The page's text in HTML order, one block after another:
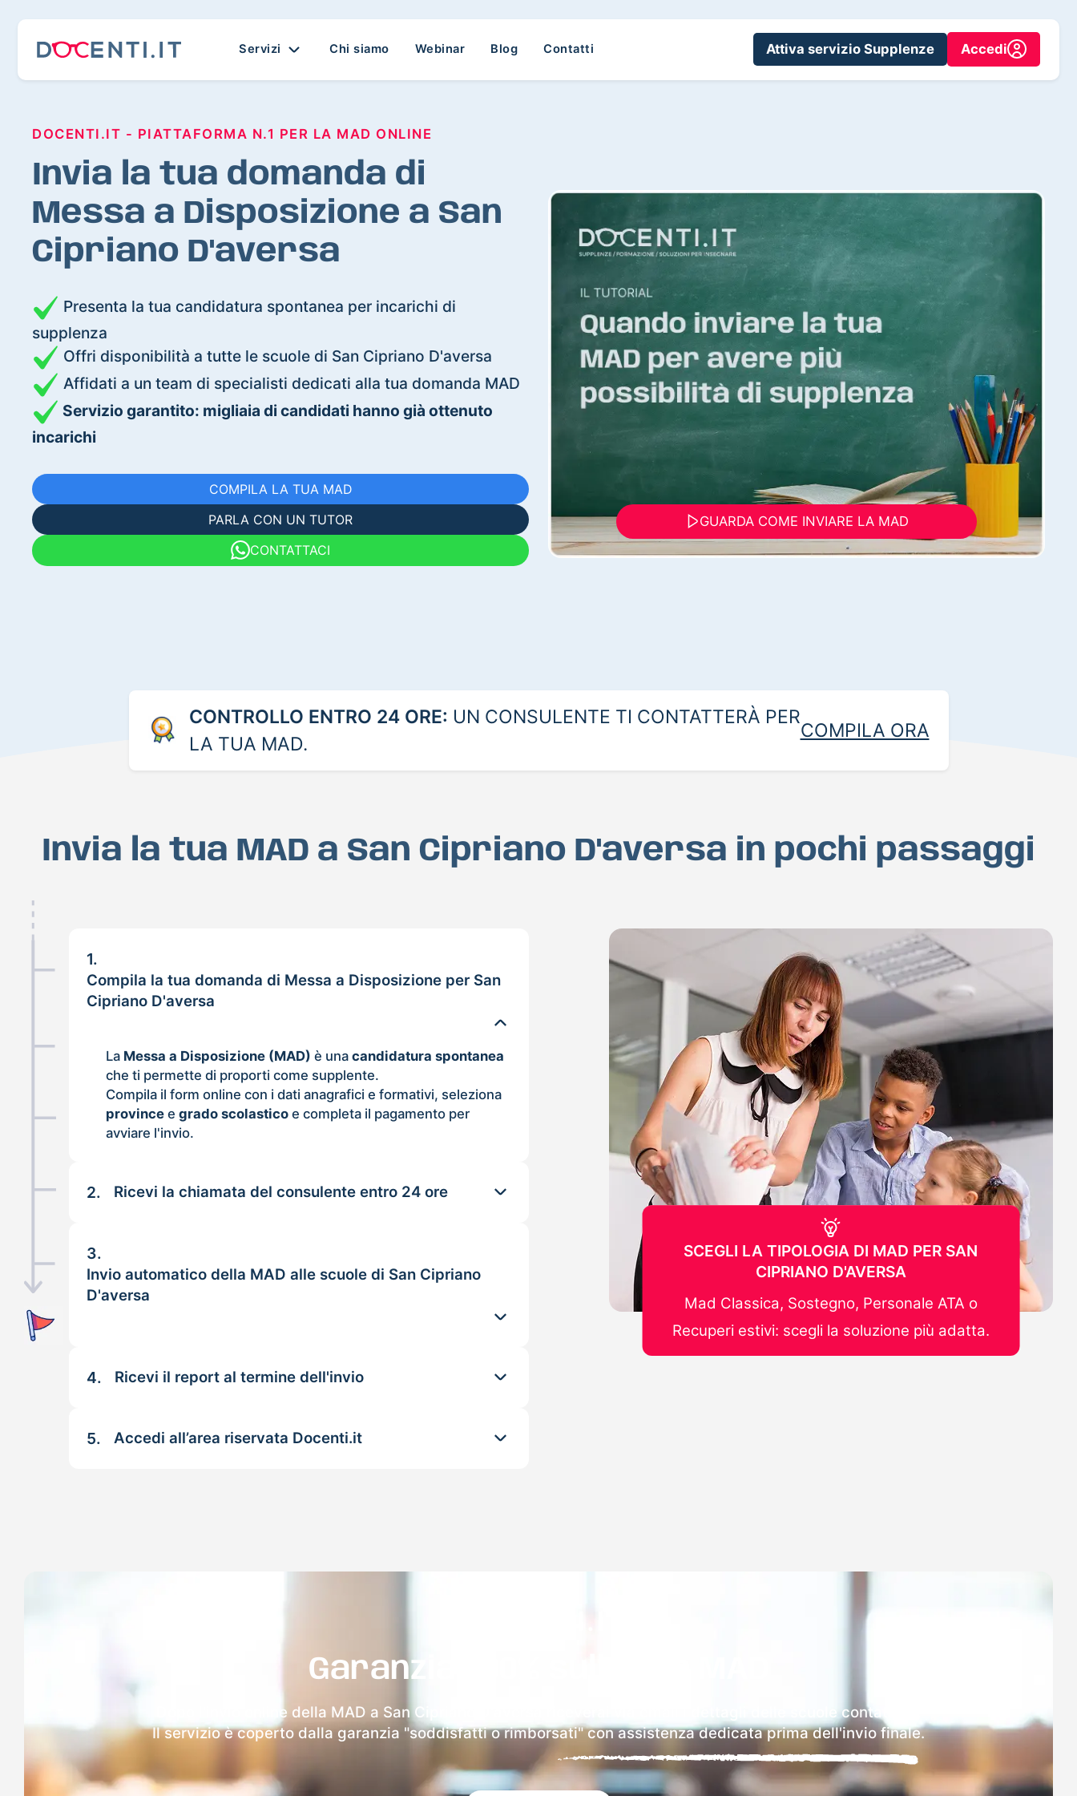
Servizi Chi siamo Webinar Blog Contatti Attiva servizio Supplenze Accedi
DOCENTI.IT - PIATTAFORMA N.1 PER LA MAD ONLINE
Invia la tua domanda di
Messa a Disposizione a San
Cipriano D'aversa
Presenta la tua candidatura spontanea per incarichi di
supplenza
Offri disponibilità a tutte le scuole di San Cipriano D'aversa
Affidati a un team di specialisti dedicati alla tua domanda MAD
Servizio garantito: migliaia di candidati hanno già ottenuto
incarichi
COMPILA LA TUA MAD
PARLA CON UN TUTOR
CONTATTACI
GUARDA COME INVIARE LA MAD
CONTROLLO ENTRO 24 ORE: UN CONSULENTE TI CONTATTERÀ PER
LA TUA MAD.
COMPILA ORA
Invia la tua MAD a San Cipriano D'aversa in pochi passaggi
1.
Compila la tua domanda di Messa a Disposizione per San
Cipriano D'aversa
La Messa a Disposizione (MAD) è unacandidatura spontanea
che ti permette di proporti come supplente.
Compila il form online con i dati anagrafici e formativi, seleziona
province egrado scolastico e completa il pagamento per
avviare l'invio.
2. Ricevi la chiamata del consulente entro 24 ore
3.
Invio automatico della MAD alle scuole di San Cipriano
D'aversa
4. Ricevi il report al termine dell'invio
5. Accedi all’area riservata Docenti.it
SCEGLI LA TIPOLOGIA DI MAD PER SAN
CIPRIANO D'AVERSA
Mad Classica, Sostegno, Personale ATA o
Recuperi estivi: scegli la soluzione più adatta.
Garanzia 100% sulla tua MAD
Dopo l'invio online della MAD a San Cipriano D'aversa riceverai via email i dettagli delle scuole contattate.
Il servizio è coperto dalla garanzia "soddisfatti o rimborsati" con assistenza dedicata prima dell'invio finale.